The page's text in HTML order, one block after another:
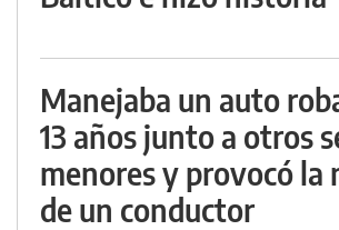
Manejaba un auto
13 años junto a otros
menores y provocó la
de un conductor